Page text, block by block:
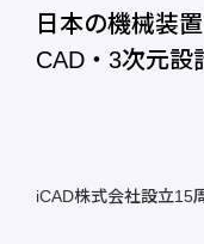
日本の機械装
CAD・3次元設
iCAD株式会社設立15